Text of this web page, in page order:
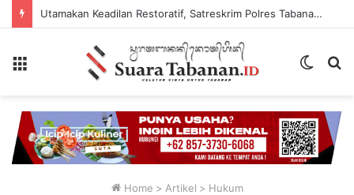
Utamakan Keadilan Restoratif, Satreskrim Polres Tabanan Gelar Perkara Kasus Penganiayaan Anak
Switch
Home > Artikel > Hukum